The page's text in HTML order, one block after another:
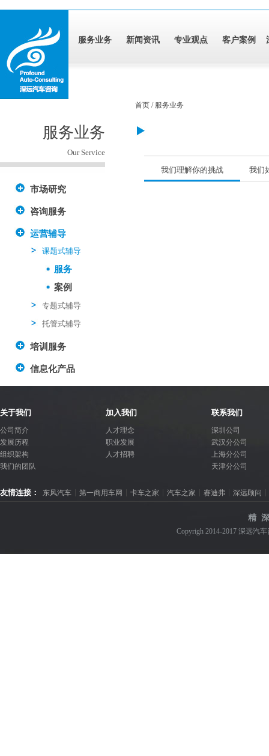
服务业务 新闻资讯 专业观点 客户案例
服务业务
Our Service
市场研究
咨询服务
运营辅导
课题式辅导
服务
案例
专题式辅导
托管式辅导
培训服务
信息化产品
首页 / 服务业务
我们理解你的挑战 我们
关于我们
公司简介
发展历程
组织架构
我们的团队
加入我们
人才理念
职业发展
人才招聘
联系我们
深圳公司
武汉分公司
上海分公司
天津分公司
友情连接： 东风汽车 第一商用车网 卡车之家 汽车之家 赛迪弗 深远顾问
精
Copyrigh 2014-2017 深远汽